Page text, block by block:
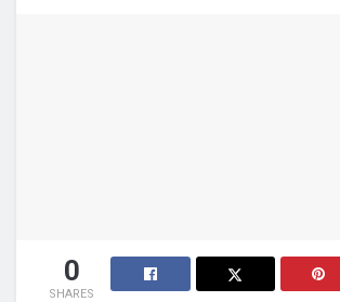
0
SHARES